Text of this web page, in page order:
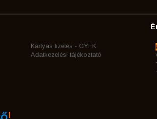
Kártyás fizetés - GYFK
Adatkezelési tájékoztató